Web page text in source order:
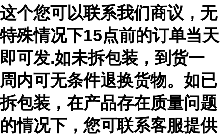
这个您可以联系我们商议，无
特殊情况下15点前的订单当天
即可发.如未拆包装，到货一
周内可无条件退换货物。如已
拆包装，在产品存在质量问题
的情况下，您可联系客服提供